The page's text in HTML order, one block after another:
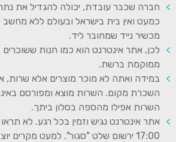
חברה שכבר עובדת, יכולה להגדיל את
כמעט ואין בית בישראל ובעולם ללא מחשב
מכשיר נייד שמחובר ליד.
לכן, אתר אינטרנט הוא כמו חנות
ממוקמת ברשת.
במידה ואתה לא מוכר מוצרים אלא שרות,
השכרת מקום. השרות מוצא ומפורסם
השרות אפילו מהספה בסלון ביתך.
אתר אינטרנט נגיש וזמין בכל רגע. לא
17:00 ירשום שלט "סגור". למעט מקרים